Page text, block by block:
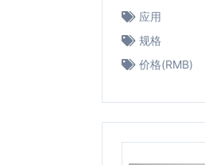
应用
规格
价格(RMB)